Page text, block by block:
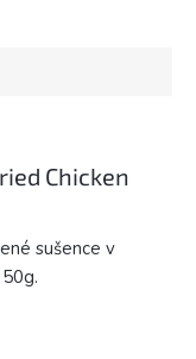
Chicken
sušence v